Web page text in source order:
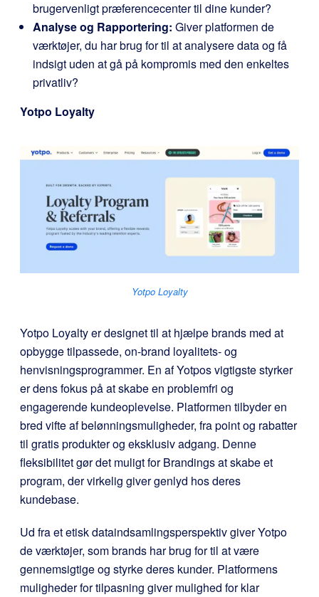
brugervenligt præferencecenter til dine kunder?
Analyse og Rapportering: Giver platformen de
værktøjer, du har brug for til at analysere data og få
indsigt uden at gå på kompromis med den enkeltes
privatliv?
Yotpo Loyalty
Yotpo Loyalty
Yotpo Loyalty er designet til at hjælpe brands med at
opbygge tilpassede, on-brand loyalitets- og
henvisningsprogrammer. En af Yotpos vigtigste styrker
er dens fokus på at skabe en problemfri og
engagerende kundeoplevelse. Platformen tilbyder en
bred vifte af belønningsmuligheder, fra point og rabatter
til gratis produkter og eksklusiv adgang. Denne
fleksibilitet gør det muligt for Brandings at skabe et
program, der virkelig giver genlyd hos deres
kundebase.
Ud fra et etisk dataindsamlingsperspektiv giver Yotpo
de værktøjer, som brands har brug for til at være
gennemsigtige og styrke deres kunder. Platformens
muligheder for tilpasning giver mulighed for klar